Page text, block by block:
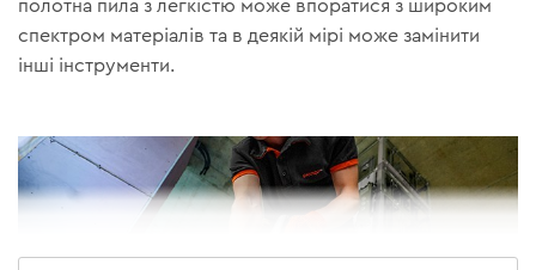
полотна пила з легкістю може впоратися з широким
спектром матеріалів та в деякій мірі може замінити
інші інструменти.